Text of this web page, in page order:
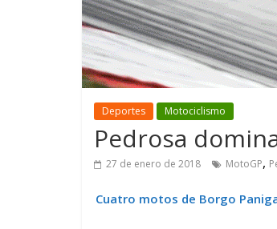
Deportes Motociclismo
Pedrosa
27 de enero de 2018 MotoGP,
Cuatro motos de Borgo